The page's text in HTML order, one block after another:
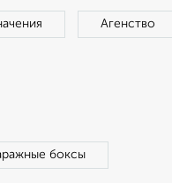
Агенство
боксы